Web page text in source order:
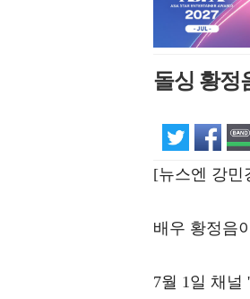
돌싱 황정
[뉴스엔 강민
배우 황정음
7월 1일 채널